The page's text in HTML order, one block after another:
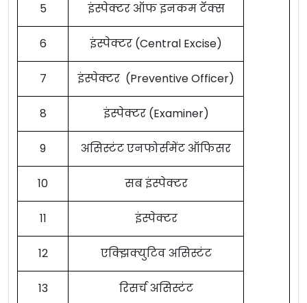
5 इंस्पेक्टर ऑफ इनकम टॅक्स
6 इंस्पेक्टर (Central Excise)
7 इंस्पेक्टर (Preventive Officer)
8 इंस्पेक्टर (Examiner)
9 असिस्टंट एनफोर्समेंट ऑफिसर
10 सब इंस्पेक्टर
11 इंस्पेक्टर
12 एक्झिक्युटिव असिस्टंट
13 रिसर्च असिस्टंट